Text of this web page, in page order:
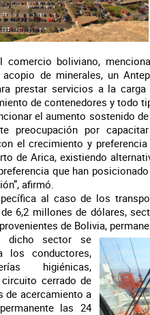
comercio boliviano,
de minerales, un
prestar servicios a la
de contenedores y todo
el aumento sostenido
preocupación por
el crecimiento y
de Arica, existiendo
que han
afirmó.
al caso de los
6,2 millones de dólares,
de Bolivia,
dicho sector se
los conductores,
higiénicas,
cerrado de
de acercamiento a
las 24